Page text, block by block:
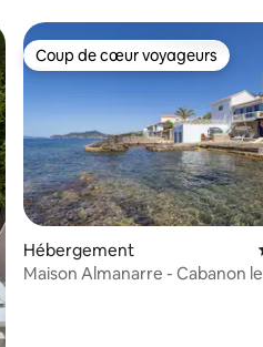
: 5 sur 5
Coup de cœur voyageurs
Coup de cœur voyageurs
Hébergement
Maison Almanarre - Cabanon